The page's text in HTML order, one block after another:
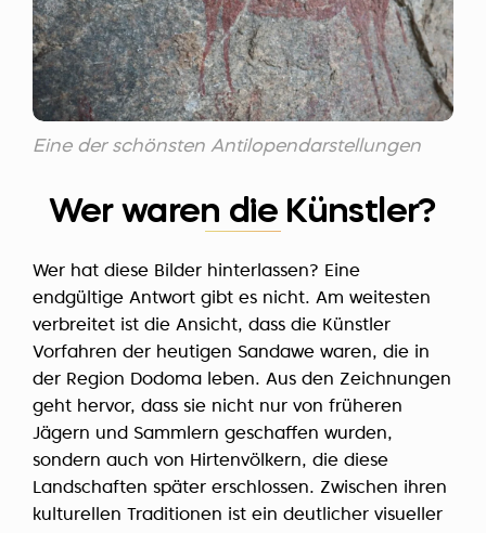
Eine der schönsten Antilopendarstellungen
Wer waren die Künstler?
Wer hat diese Bilder hinterlassen? Eine
endgültige Antwort gibt es nicht. Am weitesten
verbreitet ist die Ansicht, dass die Künstler
Vorfahren der heutigen Sandawe waren, die in
der Region Dodoma leben. Aus den Zeichnungen
geht hervor, dass sie nicht nur von früheren
Jägern und Sammlern geschaffen wurden,
sondern auch von Hirtenvölkern, die diese
Landschaften später erschlossen. Zwischen ihren
kulturellen Traditionen ist ein deutlicher visueller